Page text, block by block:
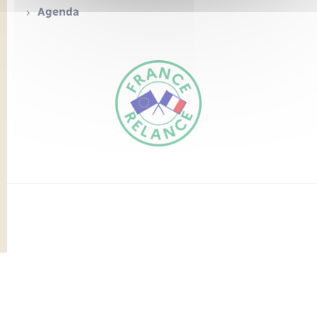
FR
Seniors
Voirie et espace public
Agenda